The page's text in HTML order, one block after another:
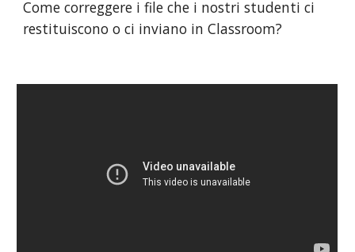
Come correggere i file che i nostri studenti ci
restituiscono o ci inviano in Classroom?